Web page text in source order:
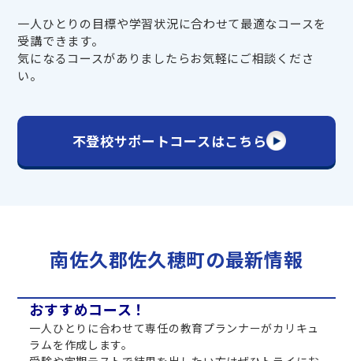
一人ひとりの目標や学習状況に合わせて最適なコースを
受講できます。
気になるコースがありましたらお気軽にご相談くださ
い。
不登校サポートコースはこちら
南佐久郡佐久穂町の最新情報
おすすめコース！
一人ひとりに合わせて専任の教育プランナーがカリキュ
ラムを作成します。